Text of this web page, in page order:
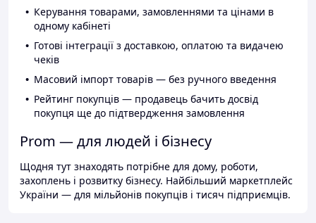
Керування товарами, замовленнями та цінами в
одному кабінеті
Готові інтеграції з доставкою, оплатою та видачею
чеків
Масовий імпорт товарів — без ручного введення
Рейтинг покупців — продавець бачить досвід
покупця ще до підтвердження замовлення
Prom — для людей і бізнесу
Щодня тут знаходять потрібне для дому, роботи,
захоплень і розвитку бізнесу. Найбільший маркетплейс
України — для мільйонів покупців і тисяч підприємців.